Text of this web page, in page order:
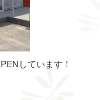
しています！